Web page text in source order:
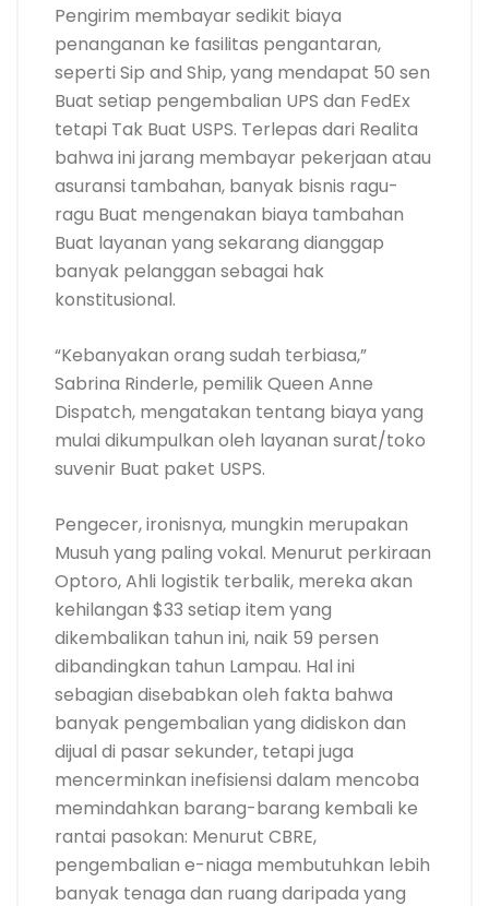
Pengirim membayar sedikit biaya
penanganan ke fasilitas pengantaran,
seperti Sip and Ship, yang mendapat 50 sen
Buat setiap pengembalian UPS dan FedEx
tetapi Tak Buat USPS. Terlepas dari Realita
bahwa ini jarang membayar pekerjaan atau
asuransi tambahan, banyak bisnis ragu-
ragu Buat mengenakan biaya tambahan
Buat layanan yang sekarang dianggap
banyak pelanggan sebagai hak
konstitusional.
“Kebanyakan orang sudah terbiasa,”
Sabrina Rinderle, pemilik Queen Anne
Dispatch, mengatakan tentang biaya yang
mulai dikumpulkan oleh layanan surat/toko
suvenir Buat paket USPS.
Pengecer, ironisnya, mungkin merupakan
Musuh yang paling vokal. Menurut perkiraan
Optoro, Ahli logistik terbalik, mereka akan
kehilangan $33 setiap item yang
dikembalikan tahun ini, naik 59 persen
dibandingkan tahun Lampau. Hal ini
sebagian disebabkan oleh fakta bahwa
banyak pengembalian yang didiskon dan
dijual di pasar sekunder, tetapi juga
mencerminkan inefisiensi dalam mencoba
memindahkan barang-barang kembali ke
rantai pasokan: Menurut CBRE,
pengembalian e-niaga membutuhkan lebih
banyak tenaga dan ruang daripada yang